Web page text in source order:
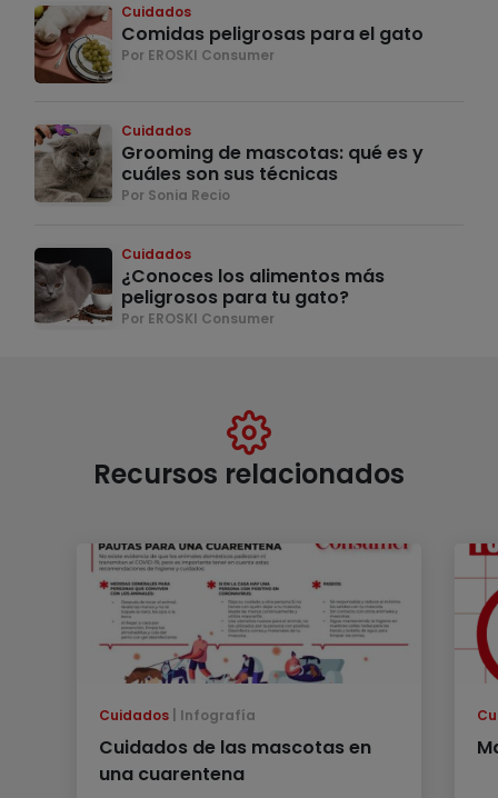
Cuidados
Comidas peligrosas para el gato
Por EROSKI Consumer
Cuidados
Grooming de mascotas: qué es y
cuáles son sus técnicas
Por Sonia Recio
Cuidados
¿Conoces los alimentos más
peligrosos para tu gato?
Por EROSKI Consumer
Recursos relacionados
Cuidados Infografía
Cuidados de las mascotas en
una cuarentena